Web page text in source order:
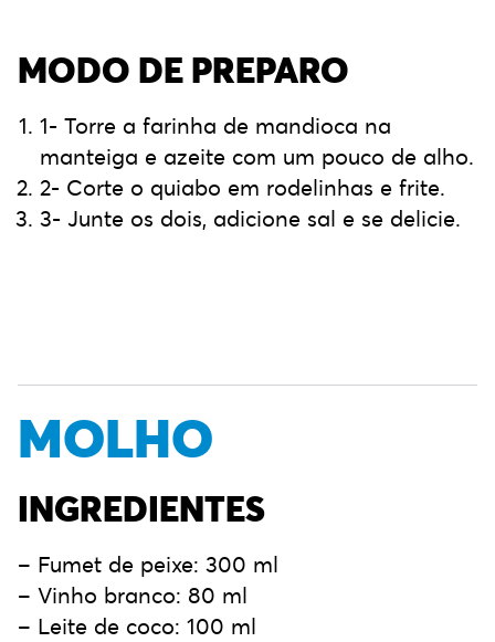
MODO DE PREPARO
1- Torre a farinha de mandioca na
manteiga e azeite com um pouco de alho.
2- Corte o quiabo em rodelinhas e frite.
3- ⁠Junte os dois, adicione sal e se delicie.
MOLHO
INGREDIENTES
– Fumet de peixe: 300 ml
– Vinho branco: 80 ml
– Leite de coco: 100 ml